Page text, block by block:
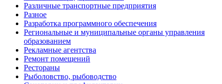
Различные транспортные предприятия
Разное
Разработка программного обеспечения
Региональные и муниципальные органы управления
образованием
Рекламные агентства
Ремонт помещений
Рестораны
Рыболовство, рыбоводство